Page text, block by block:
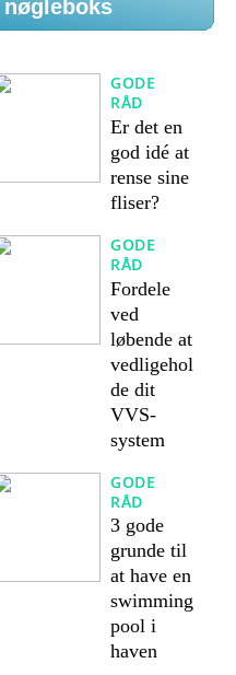
GODE
RÅD
Er det en
god idé at
rense sine
fliser?
GODE
RÅD
Fordele
ved
løbende at
vedligehol
de dit
VVS-
system
GODE
RÅD
3 gode
grunde til
at have en
swimming
pool i
haven